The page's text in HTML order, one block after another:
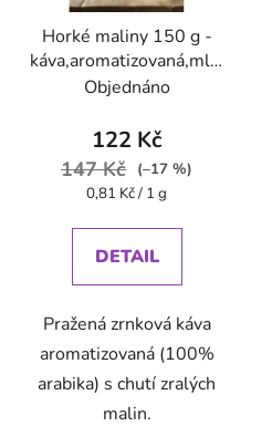
Horké maliny 150 g -
káva,aromatizovaná,mletá
- Oxalis
Objednáno
122 Kč
147 Kč
(–17 %)
Měrná
0,81 Kč / 1 g
DETAIL
Pražená zrnková káva
aromatizovaná (100%
arabika) s chutí zralých
malin.